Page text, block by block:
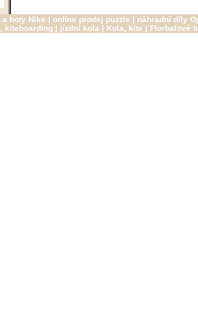
boty Nike | online prodej puzzle | náhradní díly
kiteboarding | jízdní kola | Kola, kite | Florbalové